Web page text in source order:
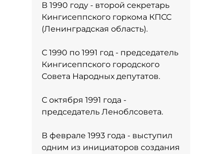
В 1990 году - второй секретарь
Кингисеппского горкома КПСС
(Ленинградская область).
С 1990 по 1991 год - председатель
Кингисеппского городского
Совета Народных депутатов.
С октября 1991 года -
председатель Леноблсовета.
В феврале 1993 года - выступил
одним из инициаторов создания